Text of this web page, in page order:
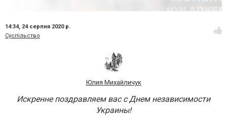
14:34, 24 серпня 2020 р.
Суспільство
Юлия Михайличук
Искренне поздравляем вас с Днем независимости
Украины!